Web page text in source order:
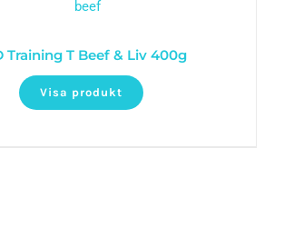
Training T Beef & Liv 400g
Visa produkt